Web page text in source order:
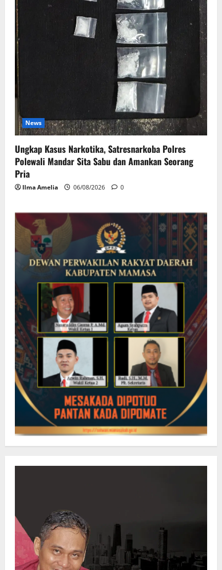
News
Ungkap Kasus Narkotika, Satresnarkoba Polres
Polewali Mandar Sita Sabu dan Amankan Seorang
Pria
Ilma Amelia 06/08/2026 0